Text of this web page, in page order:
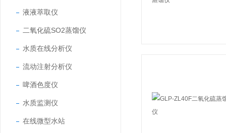
液液萃取仪
二氧化硫SO2蒸馏仪
水质在线分析仪
流动注射分析仪
啤酒色度仪
水质监测仪
在线微型水站